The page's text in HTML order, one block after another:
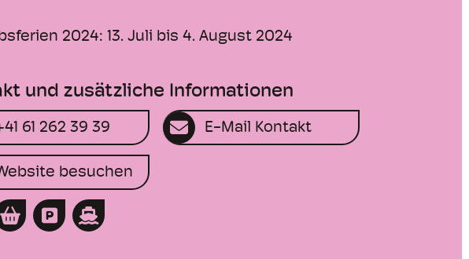
2024: 13. Juli bis 4. August 2024
und zusätzliche Informationen
61 262 39 39 E-Mail Kontakt
besuchen